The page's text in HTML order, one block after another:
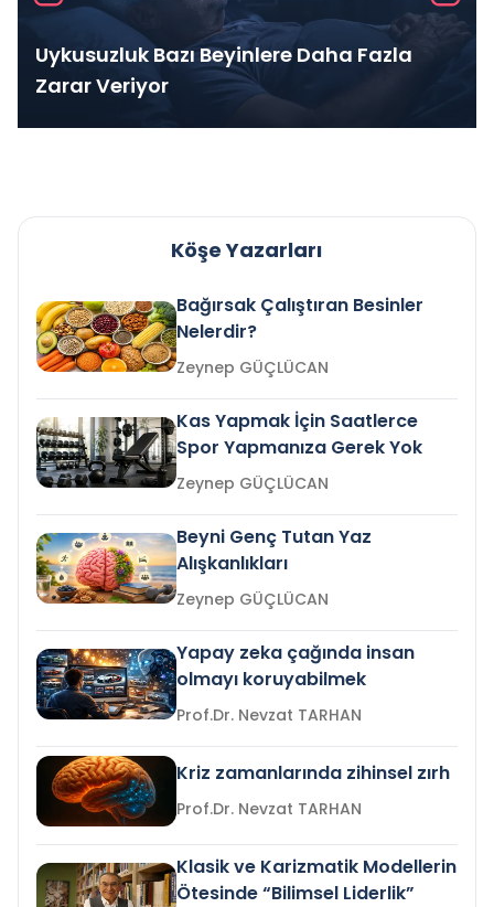
Uykusuzluk Bazı Beyinlere Daha Fazla
Zarar Veriyor
Köşe Yazarları
Bağırsak Çalıştıran Besinler
Nelerdir?
Zeynep GÜÇLÜCAN
Kas Yapmak İçin Saatlerce
Spor Yapmanıza Gerek Yok
Zeynep GÜÇLÜCAN
Beyni Genç Tutan Yaz
Alışkanlıkları
Zeynep GÜÇLÜCAN
Yapay zeka çağında insan
olmayı koruyabilmek
Prof.Dr. Nevzat TARHAN
Kriz zamanlarında zihinsel zırh
Prof.Dr. Nevzat TARHAN
Klasik ve Karizmatik Modellerin
Ötesinde “Bilimsel Liderlik”